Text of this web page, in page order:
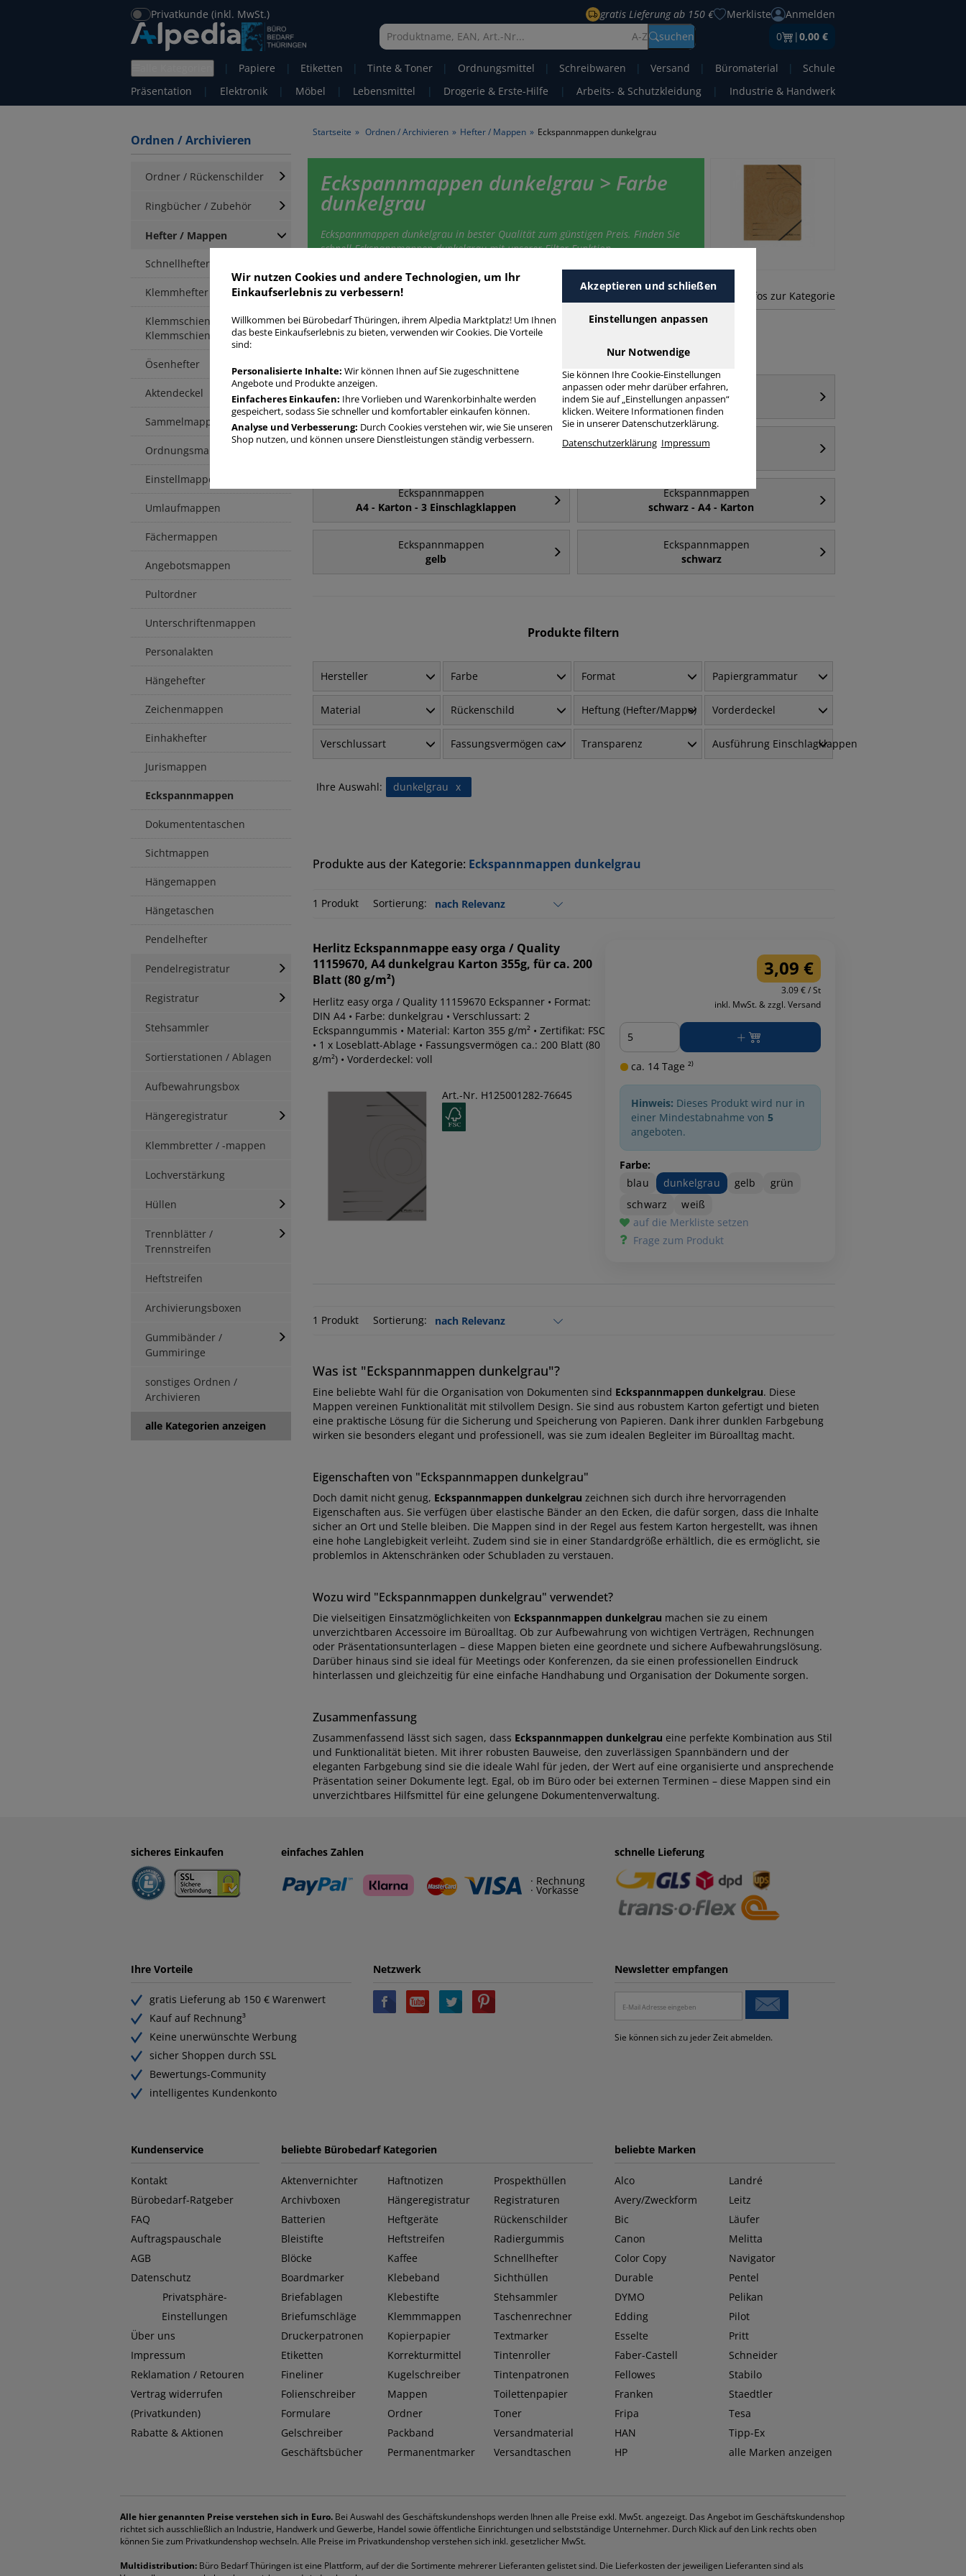
Privatkunde (inkl. MwSt.) gratis Lieferung ab 150 € Merkliste
Anmelden
A-Z
suchen 0 |0,00 €
| Papiere | Etiketten | Tinte & Toner | Ordnungsmittel | Schreibwaren | Versand | Büromaterial |
Schule
Präsentation
| Elektronik | Möbel | Lebensmittel | Drogerie & Erste-Hilfe | Arbeits- & Schutzkleidung | Industrie & Handwerk
Ordnen / Archivieren
Ordner / Rückenschilder
Ringbücher / Zubehör
Hefter / Mappen
Schnellhefter
Klemmhefter
Klemmschienen /
Klemmschienenhüllen
Ösenhefter
Aktendeckel
Sammelmappen / -boxen
Ordnungsmappen
Einstellmappen
Umlaufmappen
Fächermappen
Angebotsmappen
Pultordner
Unterschriftenmappen
Personalakten
Hängehefter
Zeichenmappen
Einhakhefter
Jurismappen
Eckspannmappen
Dokumententaschen
Sichtmappen
Hängemappen
Hängetaschen
Pendelhefter
Pendelregistratur
Registratur
Stehsammler
Sortierstationen / Ablagen
Aufbewahrungsbox
Hängeregistratur
Klemmbretter / -mappen
Lochverstärkung
Hüllen
Trennblätter /
Trennstreifen
Heftstreifen
Archivierungsboxen
Gummibänder /
Gummiringe
sonstiges Ordnen /
Archivieren
alle Kategorien anzeigen
Startseite » Ordnen / Archivieren » Hefter / Mappen » Eckspannmappen dunkelgrau
Eckspannmappen dunkelgrau > Farbe
dunkelgrau
Eckspannmappen dunkelgrau in bester Qualität zum günstigen Preis. Finden Sie
schnell Eckspannmappen dunkelgrau mit unserer Filter-Funktion.
Eckspannmappen dunkelgrau mehr Infos zur Kategorie
Häufig gesucht
A4
Eckspannmappen
A4 - Karton
Eckspannmappen
Eckspannmappen
Eckspannmappen
A4 - Karton - 3 Einschlagklappen
Eckspannmappen
schwarz - A4 - Karton
Eckspannmappen
gelb
Eckspannmappen
schwarz
Produkte filtern
Hersteller Farbe Format Papiergrammatur
Material Rückenschild Heftung (Hefter/Mappe) Vorderdeckel
Verschlussart Fassungsvermögen ca. Transparenz Ausführung Einschlagklappen
Ihre Auswahl: x
dunkelgrau
Produkte aus der Kategorie: Eckspannmappen dunkelgrau
1 Produkt Sortierung:
Herlitz Eckspannmappe easy orga / Quality
11159670, A4 dunkelgrau Karton 355g, für ca. 200
Blatt (80 g/m²)
Herlitz easy orga / Quality 11159670 Eckspanner • Format:
DIN A4 • Farbe: dunkelgrau • Verschlussart: 2
Eckspanngummis • Material: Karton 355 g/m² • Zertifikat: FSC
• 1 x Loseblatt-Ablage • Fassungsvermögen ca.: 200 Blatt (80
g/m²) • Vorderdeckel: voll
Art.-Nr. H125001282-76645
3,09 €
3.09 € / St
inkl. MwSt. & zzgl. Versand
Menge
ca. 14 Tage ²⁾
Hinweis: Dieses Produkt wird nur in
einer Mindestabnahme von 5
angeboten.
Farbe:
blau
dunkelgrau gelb
grün
schwarz
weiß
auf die Merkliste setzen
Frage zum Produkt
1 Produkt Sortierung:
Was ist "Eckspannmappen dunkelgrau"?
Eine beliebte Wahl für die Organisation von Dokumenten sind Eckspannmappen dunkelgrau. Diese
Mappen vereinen Funktionalität mit stilvollem Design. Sie sind aus robustem Karton gefertigt und bieten
eine praktische Lösung für die Sicherung und Speicherung von Papieren. Dank ihrer dunklen Farbgebung
wirken sie besonders elegant und professionell, was sie zum idealen Begleiter im Büroalltag macht.
Eigenschaften von "Eckspannmappen dunkelgrau"
Doch damit nicht genug, Eckspannmappen dunkelgrau zeichnen sich durch ihre hervorragenden
Eigenschaften aus. Sie verfügen über elastische Bänder an den Ecken, die dafür sorgen, dass die Inhalte
sicher an Ort und Stelle bleiben. Die Mappen sind in der Regel aus festem Karton hergestellt, was ihnen
eine hohe Langlebigkeit verleiht. Zudem sind sie in einer Standardgröße erhältlich, die es ermöglicht, sie
problemlos in Aktenschränken oder Schubladen zu verstauen.
Wozu wird "Eckspannmappen dunkelgrau" verwendet?
Die vielseitigen Einsatzmöglichkeiten von Eckspannmappen dunkelgrau machen sie zu einem
unverzichtbaren Accessoire im Büroalltag. Ob zur Aufbewahrung von wichtigen Verträgen, Rechnungen
oder Präsentationsunterlagen – diese Mappen bieten eine geordnete und sichere Aufbewahrungslösung.
Darüber hinaus sind sie ideal für Meetings oder Konferenzen, da sie einen professionellen Eindruck
hinterlassen und gleichzeitig für eine einfache Handhabung und Organisation der Dokumente sorgen.
Zusammenfassung
Zusammenfassend lässt sich sagen, dass Eckspannmappen dunkelgrau eine perfekte Kombination aus Stil
und Funktionalität bieten. Mit ihrer robusten Bauweise, den zuverlässigen Spannbändern und der
eleganten Farbgebung sind sie die ideale Wahl für jeden, der Wert auf eine organisierte und ansprechende
Präsentation seiner Dokumente legt. Egal, ob im Büro oder bei externen Terminen – diese Mappen sind ein
unverzichtbares Hilfsmittel für eine gelungene Dokumentenverwaltung.
Wir nutzen Cookies und andere Technologien, um Ihr
Einkaufserlebnis zu verbessern!
Willkommen bei Bürobedarf Thüringen, ihrem Alpedia Marktplatz! Um Ihnen
das beste Einkaufserlebnis zu bieten, verwenden wir Cookies. Die Vorteile
sind:
Personalisierte Inhalte: Wir können Ihnen auf Sie zugeschnittene
Angebote und Produkte anzeigen.
Einfacheres Einkaufen: Ihre Vorlieben und Warenkorbinhalte werden
gespeichert, sodass Sie schneller und komfortabler einkaufen können.
Analyse und Verbesserung: Durch Cookies verstehen wir, wie Sie unseren
Shop nutzen, und können unsere Dienstleistungen ständig verbessern.
Akzeptieren und schließen
Einstellungen anpassen
Nur Notwendige
Sie können Ihre Cookie-Einstellungen
anpassen oder mehr darüber erfahren,
indem Sie auf „Einstellungen anpassen“
klicken. Weitere Informationen finden
Sie in unserer Datenschutzerklärung.
Datenschutzerklärung Impressum
sicheres Einkaufen einfaches Zahlen
· Rechnung
· Vorkasse
schnelle Lieferung
Ihre Vorteile
gratis Lieferung ab 150 € Warenwert
Kauf auf Rechnung³
Keine unerwünschte Werbung
sicher Shoppen durch SSL
Bewertungs-Community
intelligentes Kundenkonto
Netzwerk Newsletter empfangen
Sie können sich zu jeder Zeit abmelden.
Kundenservice
Kontakt
Bürobedarf-Ratgeber
FAQ
Auftragspauschale
AGB
Datenschutz
Privatsphäre-
Einstellungen
Über uns
Impressum
Reklamation / Retouren
Vertrag widerrufen
(Privatkunden)
Rabatte & Aktionen
beliebte Bürobedarf Kategorien
Aktenvernichter
Archivboxen
Batterien
Bleistifte
Blöcke
Boardmarker
Briefablagen
Briefumschläge
Druckerpatronen
Etiketten
Fineliner
Folienschreiber
Formulare
Gelschreiber
Geschäftsbücher
Haftnotizen
Hängeregistratur
Heftgeräte
Heftstreifen
Kaffee
Klebeband
Klebestifte
Klemmmappen
Kopierpapier
Korrekturmittel
Kugelschreiber
Mappen
Ordner
Packband
Permanentmarker
Prospekthüllen
Registraturen
Rückenschilder
Radiergummis
Schnellhefter
Sichthüllen
Stehsammler
Taschenrechner
Textmarker
Tintenroller
Tintenpatronen
Toilettenpapier
Toner
Versandmaterial
Versandtaschen
beliebte Marken
Alco
Avery/Zweckform
Bic
Canon
Color Copy
Durable
DYMO
Edding
Esselte
Faber-Castell
Fellowes
Franken
Fripa
HAN
HP
Landré
Leitz
Läufer
Melitta
Navigator
Pentel
Pelikan
Pilot
Pritt
Schneider
Stabilo
Staedtler
Tesa
Tipp-Ex
alle Marken anzeigen
Alle hier genannten Preise verstehen sich in Euro. Bei Auswahl des Geschäftskundenshops werden Ihnen alle Preise exkl. MwSt. angezeigt. Das Angebot im Geschäftskundenshop
richtet sich ausschließlich an Industrie, Handwerk und Gewerbe, Handel sowie öffentliche Einrichtungen und selbstständige Unternehmer. Durch Klick auf den Link rechts oben
können Sie zum Privatkundenshop wechseln. Alle Preise im Privatkundenshop verstehen sich inkl. gesetzlicher MwSt.
Multidistribution: Büro Bedarf Thüringen ist eine Plattform, auf der die Sortimente mehrerer Lieferanten gelistet sind. Die Lieferkosten der jeweiligen Lieferanten sind als